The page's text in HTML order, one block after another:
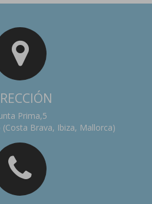
Prima,5
Brava, Ibiza, Mallorca)